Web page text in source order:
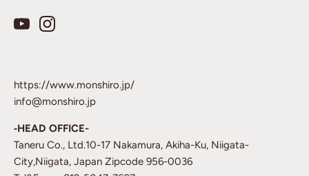
https://www.monshiro.jp/
info@monshiro.jp
‐HEAD OFFICE-
Taneru Co., Ltd.10-17 Nakamura, Akiha-Ku, Niigata-
City,Niigata, Japan Zipcode 956-0036